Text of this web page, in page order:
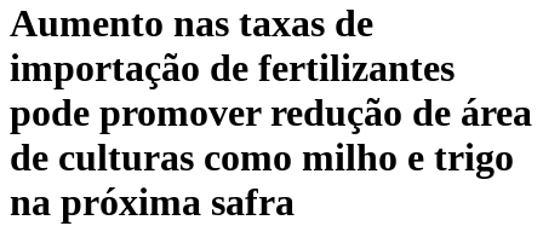
Aumento nas taxas de
importação de fertilizantes
pode promover redução de área
de culturas como milho e trigo
na próxima safra